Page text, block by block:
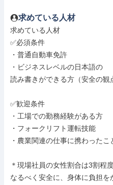
求めている人材
求めている人材
✅必須条件
・普通自動車免許
・ビジネスレベルの日本語の
読み書きができる方（安全の観
✅歓迎条件
・工場での勤務経験がある方
・フォークリフト運転技能
・農業関連の仕事に携わったこ
＊現場社員の女性割合は3割程度
なるべく安全に、身体に負担を